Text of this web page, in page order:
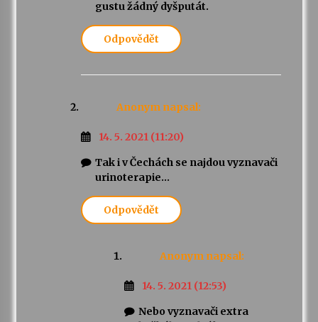
gustu žádný dyšputát.
Odpovědět
Anonym napsal:
14. 5. 2021 (11:20)
Tak i v Čechách se najdou vyznavači
urinoterapie…
Odpovědět
Anonym napsal:
14. 5. 2021 (12:53)
Nebo vyznavači extra